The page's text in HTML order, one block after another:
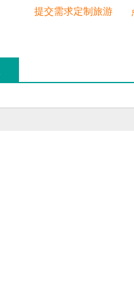
提交需求定制旅游